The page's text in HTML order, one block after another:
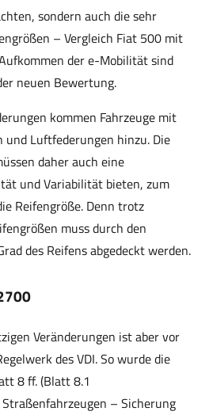
sondern auch die sehr
– Vergleich Fiat 500 mit
der e-Mobilität sind
neuen Bewertung.
kommen Fahrzeuge mit
und Luftfederungen hinzu. Die
daher auch eine
und Variabilität bieten, zum
Reifengröße. Denn trotz
muss durch den
des Reifens abgedeckt werden.
Veränderungen ist aber vor
des VDI. So wurde die
8 ff. (Blatt 8.1
– Sicherung